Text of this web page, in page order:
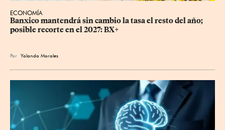
ECONOMÍA
Banxico mantendrá sin cambio la tasa el resto del año;
posible recorte en el 2027: BX+
Por Yolanda Morales